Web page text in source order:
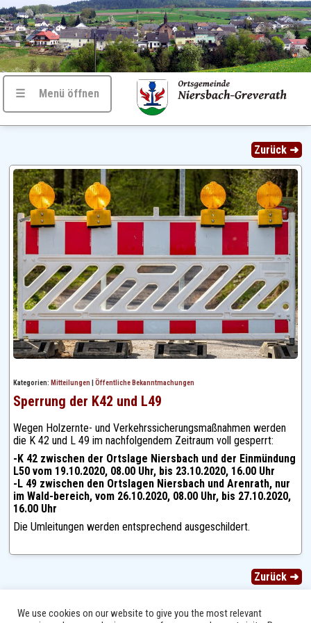
☰ Menü öffnen
Zurück ➜
Kategorien: Mitteilungen Öffentliche Bekanntmachungen
Sperrung der K42 und L49
Wegen Holzernte- und Verkehrssicherungsmaßnahmen werden
die K 42 und L 49 im nachfolgendem Zeitraum voll gesperrt:
-K 42 zwischen der Ortslage Niersbach und der Einmündung
L50 vom 19.10.2020, 08.00 Uhr, bis 23.10.2020, 16.00 Uhr
-L 49 zwischen den Ortslagen Niersbach und Arenrath, nur
im Wald-bereich, vom 26.10.2020, 08.00 Uhr, bis 27.10.2020,
16.00 Uhr
Die Umleitungen werden entsprechend ausgeschildert.
Zurück ➜
We use cookies on our website to give you the most relevant